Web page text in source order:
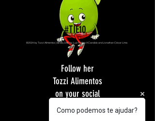
Follow her
Tozzi Alimentos
on your social
networks
#TIÉ10
©2024 by Tozzi Alimentos | dEVELOAD by Luiz Fellipe A Candido and Jonathan César Lima
Como podemos te ajudar?